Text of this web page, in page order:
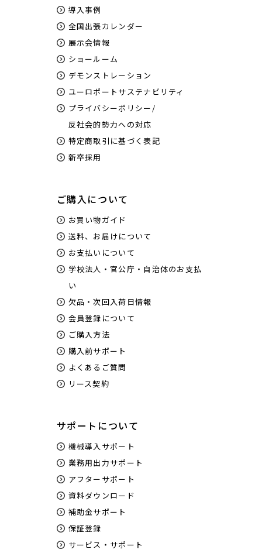
導入事例
全国出張カレンダー
展示会情報
ショールーム
デモンストレーション
ユーロポートサステナビリティ
プライバシーポリシー/
反社会的勢力への対応
特定商取引に基づく表記
新卒採用
ご購入について
お買い物ガイド
送料、お届けについて
お支払いについて
学校法人・官公庁・自治体のお支払
い
欠品・次回入荷日情報
会員登録について
ご購入方法
購入前サポート
よくあるご質問
リース契約
サポートについて
機械導入サポート
業務用出力サポート
アフターサポート
資料ダウンロード
補助金サポート
保証登録
サービス・サポート